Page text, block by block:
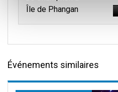
Île de Phangan
Événements similaires